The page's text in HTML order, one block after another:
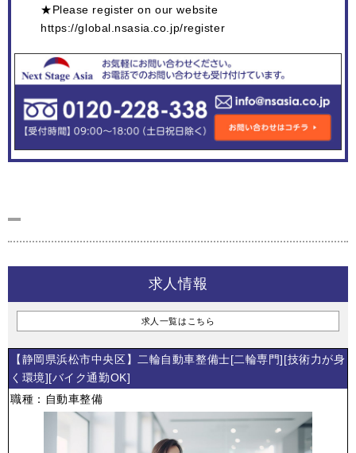
★Please register on our website
https://global.nsasia.co.jp/register
求人情報
求人一覧はこちら
【静岡県浜松市中央区】二輪自動車整備士[二輪専門][技術力が身
く環境][バイク通勤OK]
職種：自動車整備